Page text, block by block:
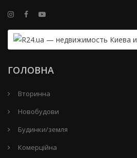
ГОЛОВНА
Вторинна
Новобудови
Будинки/земля
Комерційна